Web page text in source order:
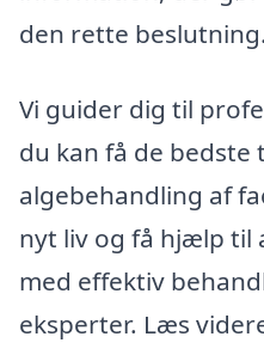
den rette beslutning.
Vi guider dig til
du kan få de bedste
algebehandling af
nyt liv og få hjælp til
med effektiv
eksperter. Læs